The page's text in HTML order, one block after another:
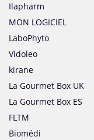
Ilapharm
MON LOGICIEL
LaboPhyto
Vidoleo
kirane
La Gourmet Box UK
La Gourmet Box ES
FLTM
Biomédi